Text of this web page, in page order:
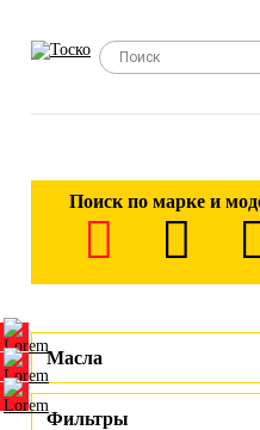
Поиск по марке и
Масла
Фильтры